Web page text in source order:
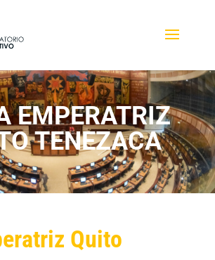
EMPERATRIZ
TENEZACA
Quito